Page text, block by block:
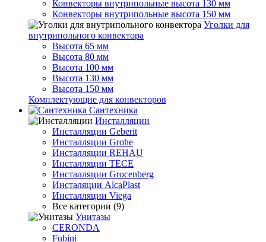
Конвекторы внутрипольные высота 130 мм
Конвекторы внутрипольные высота 150 мм
Уголки для
внутрипольного конвектора
Высота 65 мм
Высота 80 мм
Высота 100 мм
Высота 130 мм
Высота 150 мм
Комплектующие для конвекторов
Сантехника
Инсталляции
Инсталляции Geberit
Инсталляции Grohe
Инсталляции REHAU
Инсталляции TECE
Инсталляции Grocenberg
Инсталяции AlcaPlast
Инсталляции Viega
Все категории (9)
Унитазы
CERONDA
Fubini